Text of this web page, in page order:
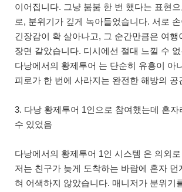
이어집니다. 그냥 붐붐 한 번 했다는 표현
로, 분위기가 깊게 녹아들었습니다. 서로
긴장감이 확 살아나고, 그 순간만큼은 여행
장면 같았습니다. 디시에선 절대 느낄 수
다낭에서의 황제투어 는 단순히 유흥이 아
피로가 한 번에 사라지는 완전한 해방의 공
3. 다낭 황제투어 1인으로 참여했는데 혼자
수 있었음
다낭에서의 황제투어 1인 시스템 은 의외
저는 친구가 늦게 도착하는 바람에 혼자 먼
혀 어색하지 않았습니다. 매니저가 분위기